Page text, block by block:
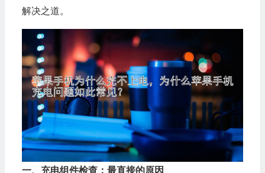
解决之道。
一、充电组件检查：最直接的原因